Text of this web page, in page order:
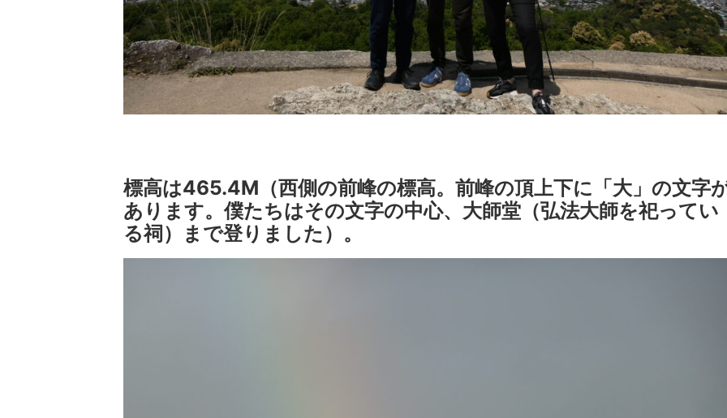
標高は465.4M（西側の前峰の標高。前峰の頂上下に「大」の文字
あります。僕たちはその文字の中心、大師堂（弘法大師を祀ってい
る祠）まで登りました）。